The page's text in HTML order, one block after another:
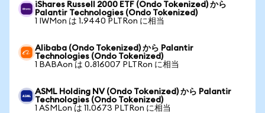
iShares Russell 2000 ETF (Ondo Tokenized) から
Palantir Technologies (Ondo Tokenized)
1 IWMon は 1.9440 PLTRon に相当
Alibaba (Ondo Tokenized) から Palantir
Technologies (Ondo Tokenized)
1 BABAon は 0.816007 PLTRon に相当
ASML Holding NV (Ondo Tokenized) から Palantir
Technologies (Ondo Tokenized)
1 ASMLon は 11.0673 PLTRon に相当